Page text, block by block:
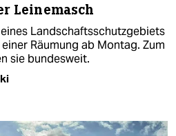
Leinemasch
Landschaftsschutzgebiets
Räumung ab Montag. Zum
sie bundesweit.